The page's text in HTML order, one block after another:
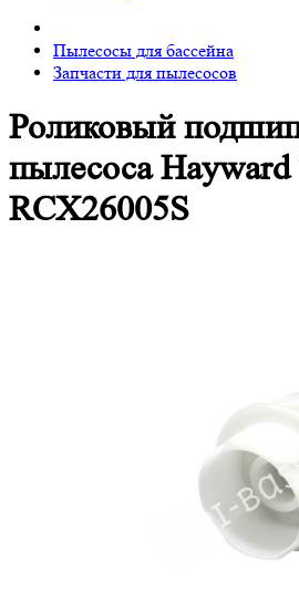
Пылесосы для бассейна
Запчасти для пылесосов
Роликовый
пылесоса
RCX26005S